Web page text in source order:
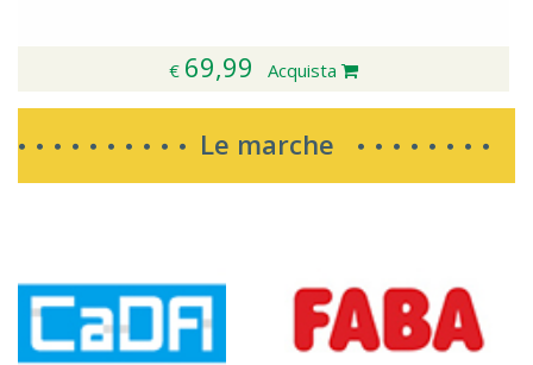
€ 69,99 Acquista
Le marche